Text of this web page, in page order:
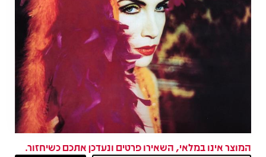
המוצר אינו במלאי, השאירו פרטים ונעדכן אתכם כשיחזור.